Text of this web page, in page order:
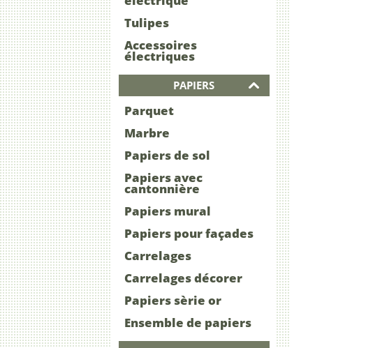
Tulipes
Accessoires
électriques
PAPIERS
Parquet
Marbre
Papiers de sol
Papiers avec
cantonnière
Papiers mural
Papiers pour façades
Carrelages
Carrelages décorer
Papiers sèrie or
Ensemble de papiers